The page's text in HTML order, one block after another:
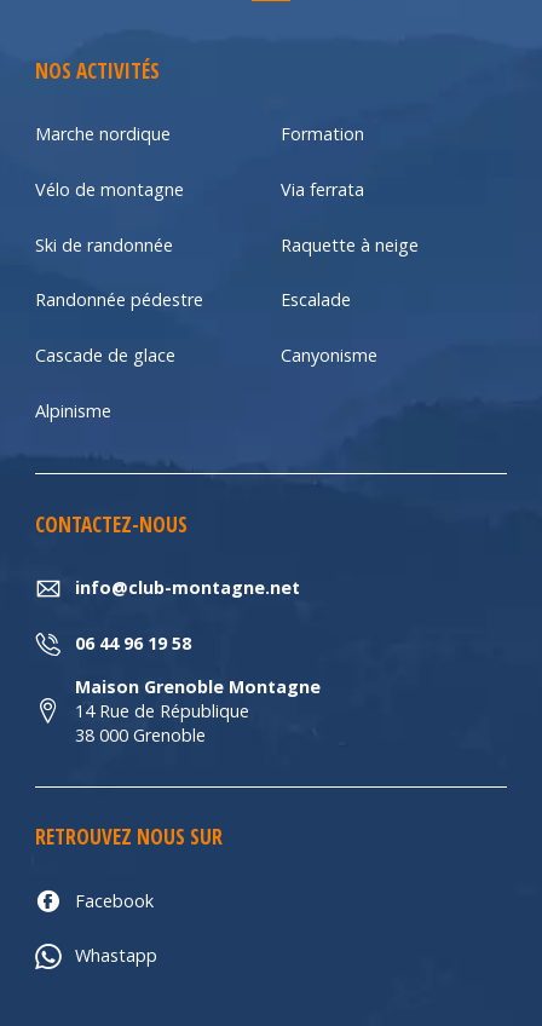
NOS ACTIVITÉS
Marche nordique Formation
Vélo de montagne Via ferrata
Ski de randonnée Raquette à neige
Randonnée pédestre Escalade
Cascade de glace Canyonisme
Alpinisme
CONTACTEZ-NOUS
info@club-montagne.net
06 44 96 19 58
Maison Grenoble Montagne
14 Rue de République
38 000 Grenoble
RETROUVEZ NOUS SUR
Facebook
Whastapp